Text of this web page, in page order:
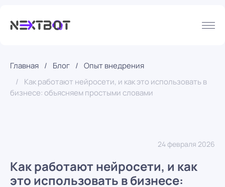
Главная Блог
Опыт внедрения
Как работают нейросети, и как это использовать в
бизнесе: объясняем простыми словами
24 февраля 2026
Как работают нейросети, и как
это использовать в бизнесе: